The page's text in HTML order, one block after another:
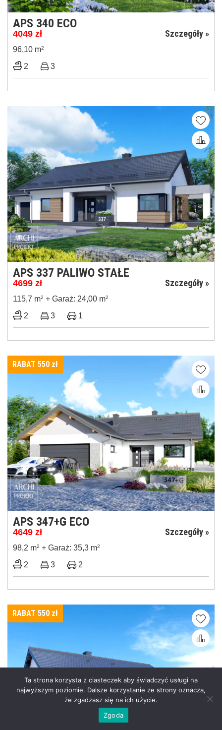
APS 340 ECO
4049 zł Szczegóły »
96,10 m2
2 3
APS 337 PALIWO STAŁE
4699 zł Szczegóły »
115,7 m2 + Garaż: 24,00 m2
2 3 1
RABAT 550 zł
APS 347+G ECO
4649 zł Szczegóły »
98,2 m2 + Garaż: 35,3 m2
2 3 2
RABAT 550 zł
Ta strona korzysta z ciasteczek aby świadczyć usługi na
najwyższym poziomie. Dalsze korzystanie ze strony oznacza,
że zgadzasz się na ich użycie.
Zgoda